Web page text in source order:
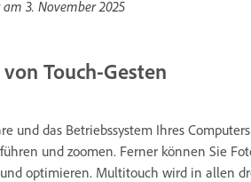
am 3. November 2025
Touch-Gesten
und das Betriebssystem Ihres
und zoomen. Ferner können Sie
optimieren. Multitouch wird in allen